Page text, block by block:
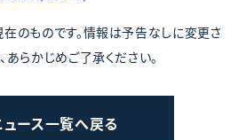
のものです。情報は予告なしに変更さ
あらかじめご了承ください。
ュース一覧へ戻る